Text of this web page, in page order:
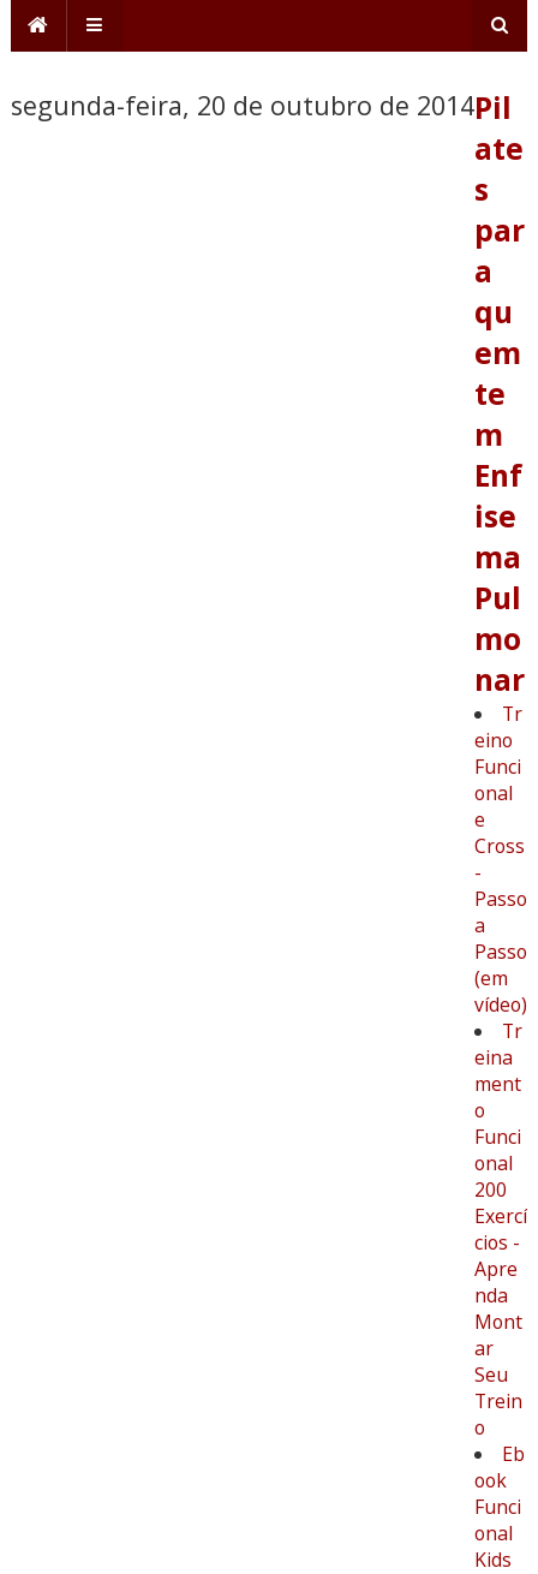
segunda-feira, 20 de outubro de 2014Pil
ate
s
par
a
qu
em
te
m
Enf
ise
ma
Pul
mo
nar
Tr
eino
Funci
onal
e
Cross
-
Passo
a
Passo
(em
vídeo)
Tr
eina
ment
o
Funci
onal
200
Exercí
cios -
Apre
nda
Mont
ar
Seu
Trein
o
Eb
ook
Funci
onal
Kids